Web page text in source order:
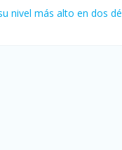
nivel más alto en dos